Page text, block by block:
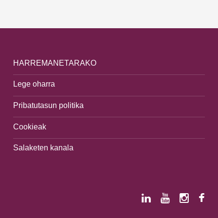
HARREMANETARAKO
Lege oharra
Pribatutasun politika
Cookieak
Salaketen kanala